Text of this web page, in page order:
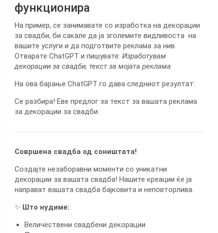
функционира
На пример, се занимавате со изработка на декорации
за свадби, би сакале да ја зголемите видливоста на
вашите услуги и да подготвите реклама за нив.
Отварате ChatGPT и пишувате: Изработувам
декорации за свадби, текст за мојата реклама
На ова барање ChatGPT го дава следниот резултат:
Се разбира! Еве предлог за текст за вашата реклама
за декорации за свадби:
Совршена свадба од соништата!
Создајте незаборавни моменти со уникатни
декорации за вашата свадба! Нашите креации ќе ја
направат вашата свадба бајковита и неповторлива.
✨ Што нудиме:
Величествени свадбени декорации